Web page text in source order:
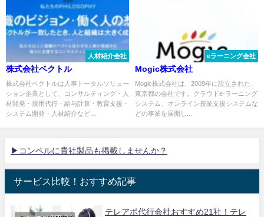
人材紹介会社
株式会社ベクトル
株式会社ベクトルは人事トータルソリュー
ション企業として、コンサルティング・人
材開発・採用代行・給与計算・教育支援・
システム開発・人材紹介など...
eラーニング会社
Mogic株式会社
Mogic株式会社は、2009年に設立された、
東京都の会社です。クラウドe-ラーニング
システム、オンライン授業支援システムな
どの事業を展開し...
▶コンペルに貴社製品も掲載しませんか？
サービス比較！おすすめ記事
テレアポ代行会社おすすめ21社！テレ